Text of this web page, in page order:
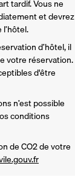
tardif. Vous ne
et devrez
d’hôtel, il
votre réservation.
d'être
n’est possible
conditions
de CO2 de votre